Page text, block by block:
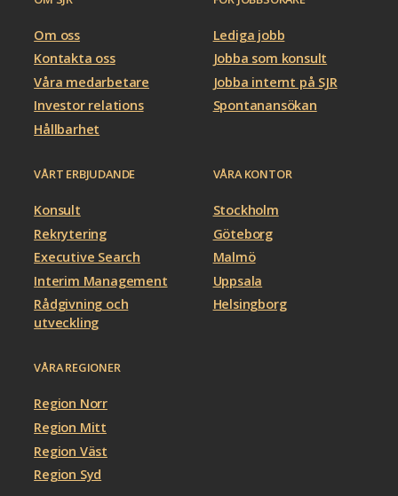
Om oss
Kontakta oss
Våra medarbetare
Investor relations
Hållbarhet
Lediga jobb
Jobba som konsult
Jobba internt på SJR
Spontanansökan
VÅRT ERBJUDANDE
Konsult
Rekrytering
Executive Search
Interim Management
Rådgivning och
utveckling
VÅRA KONTOR
Stockholm
Göteborg
Malmö
Uppsala
Helsingborg
VÅRA REGIONER
Region Norr
Region Mitt
Region Väst
Region Syd